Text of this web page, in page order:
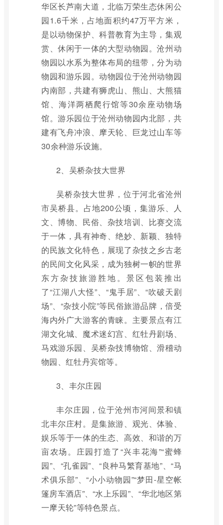
华区长芦南大道，北临万荣生态休闲公
园1.6千米，占地面积约47万平方米，
是以动物保护、科普教育为主导，集观
赏、休闲于一体的大型动物园。沧州动
物园以水系为整体布局的纽带，分为动
物园和游乐园。动物园位于沧州动物园
内南部，共建有狮虎山、熊山、大熊猫
馆、海洋两栖爬行馆等30余座动物场
馆。游乐园位于沧州动物园内北部，共
建有飞舟冲浪、摩天轮、巨龙过山车等
30余种游乐设施。
2、吴桥杂技大世界
吴桥杂技大世界，位于河北省沧州
市吴桥县。占地200公顷，集游乐、人
文、博物、民俗、杂技培训、比赛交流
于一体，具有神奇、绝妙、新颖、独特
的民族文化特色，展现了杂技之乡古老
的民间文化风采，成为独树一帜的世界
东方杂技旅游胜地。景区包装推出
了“江湖八大怪”、“鬼手居”、“吹破天剧
场”、“杂技小院”等民俗旅游品牌，倍受
海内外广大游客的青睐。主要景点有江
湖文化城、魔术迷幻宫、红牡丹剧场、
马戏游乐园、吴桥杂技博物馆、滑稽动
物园、红牡丹宾馆等。
3、丰尔庄园
丰尔庄园，位于沧州市河间景和镇
北丰尔庄村。是集旅游、观光、体验、
娱乐等于一体的生态、高效、和谐的万
亩农场。庄园打造了“兴丰花海”“蜜蜂
园”、“孔雀园”、“良种马繁育基地”、“马
术俱乐部”、“小小动物园”“梦田-星空帐
篷房车酒店”、“水上乐园”、“华北地区第
一摩天轮”等特色景点。